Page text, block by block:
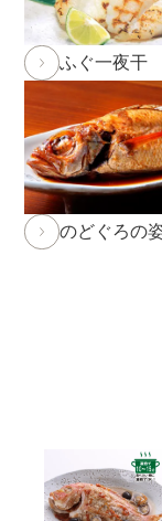
2026年1月19
2026年1月10日
ア」開催中！3/
2026年1月8日
いただきました
2025年12月24
場合がございま
※前入金のお
ふぐ一夜干
のどぐろの